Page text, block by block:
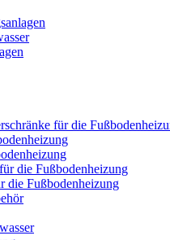
für die
die Fußbodenheizung
die Fußbodenheizung